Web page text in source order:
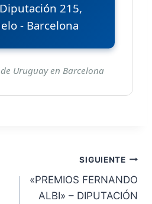
215,
- Barcelona
Uruguay en Barcelona
SIGUIENTE
«PREMIOS FERNANDO
ALBI» – DIPUTACIÓN